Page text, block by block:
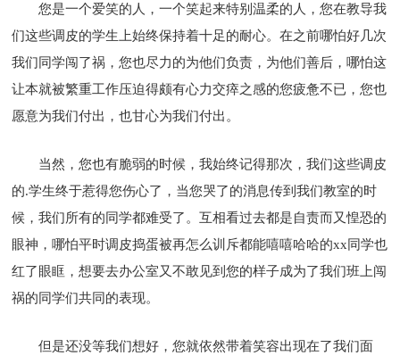
您是一个爱笑的人，一个笑起来特别温柔的人，您在教导我
们这些调皮的学生上始终保持着十足的耐心。在之前哪怕好几次
我们同学闯了祸，您也尽力的为他们负责，为他们善后，哪怕这
让本就被繁重工作压迫得颇有心力交瘁之感的您疲惫不已，您也
愿意为我们付出，也甘心为我们付出。
当然，您也有脆弱的时候，我始终记得那次，我们这些调皮
的.学生终于惹得您伤心了，当您哭了的消息传到我们教室的时
候，我们所有的同学都难受了。互相看过去都是自责而又惶恐的
眼神，哪怕平时调皮捣蛋被再怎么训斥都能嘻嘻哈哈的xx同学也
红了眼眶，想要去办公室又不敢见到您的样子成为了我们班上闯
祸的同学们共同的表现。
但是还没等我们想好，您就依然带着笑容出现在了我们面